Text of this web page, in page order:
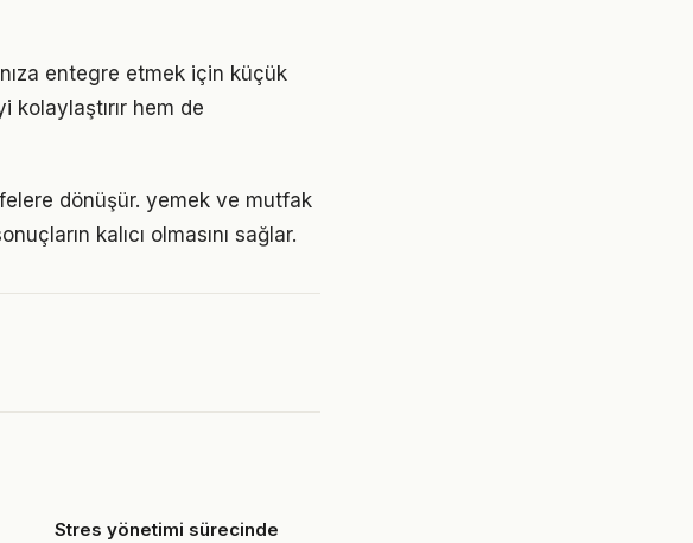
entegre etmek için küçük
hem de
dönüşür. yemek ve mutfak
kalıcı olmasını sağlar.
Stres yönetimi sürecinde